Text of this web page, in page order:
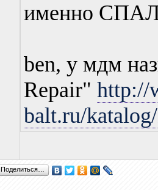
именно
ben, у мдм
Repair" http://
balt.ru/
Поделиться…